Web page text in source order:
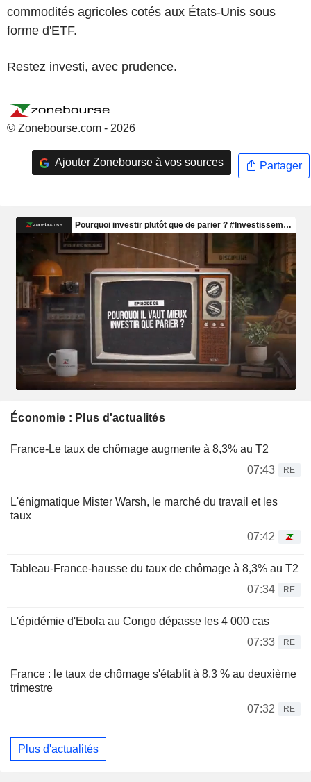
commodités agricoles cotés aux États-Unis sous
forme d'ETF.
Restez investi, avec prudence.
© Zonebourse.com - 2026
Ajouter Zonebourse à vos sources Partager
Économie : Plus d'actualités
France-Le taux de chômage augmente à 8,3% au T2
07:43
RE
L'énigmatique Mister Warsh, le marché du travail et les
taux
07:42
Tableau-France-hausse du taux de chômage à 8,3% au T2
07:34
RE
L'épidémie d'Ebola au Congo dépasse les 4 000 cas
07:33
RE
France : le taux de chômage s'établit à 8,3 % au deuxième
trimestre
07:32
RE
Plus d'actualités